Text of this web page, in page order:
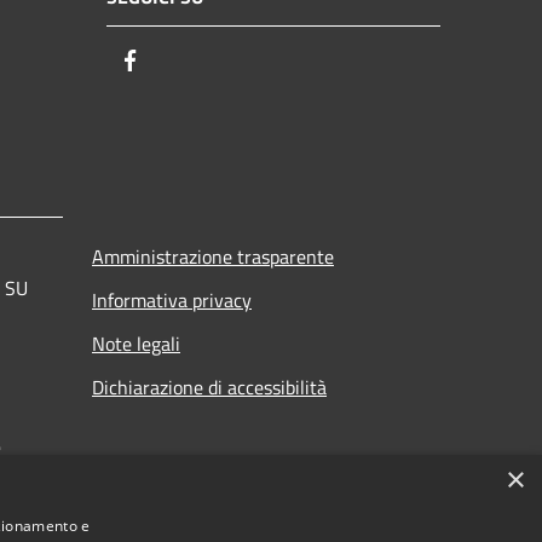
Amministrazione trasparente
Informativa privacy
Note legali
Dichiarazione di accessibilità
×
e